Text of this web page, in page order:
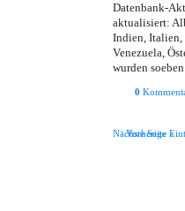
Datenbank-
aktualisiert:
Indien, Italien,
Venezuela,
wurden
0
Vorherige
Nächste Seite »